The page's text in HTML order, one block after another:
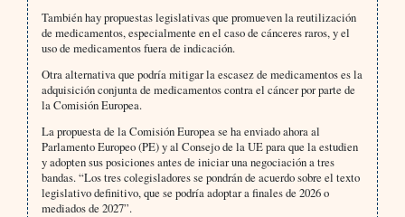
También hay propuestas legislativas que promueven la reutilización
de medicamentos, especialmente en el caso de cánceres raros, y el
uso de medicamentos fuera de indicación.
Otra alternativa que podría mitigar la escasez de medicamentos es la
adquisición conjunta de medicamentos contra el cáncer por parte de
la Comisión Europea.
La propuesta de la Comisión Europea se ha enviado ahora al
Parlamento Europeo (PE) y al Consejo de la UE para que la estudien
y adopten sus posiciones antes de iniciar una negociación a tres
bandas. “Los tres colegisladores se pondrán de acuerdo sobre el texto
legislativo definitivo, que se podría adoptar a finales de 2026 o
mediados de 2027”.